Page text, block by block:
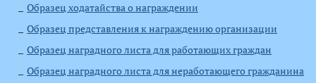
Образец ходатайства о награждении
Образец представления к награждению организации
Образец наградного листа для работающих граждан
Образец наградного листа для неработающего гражданина